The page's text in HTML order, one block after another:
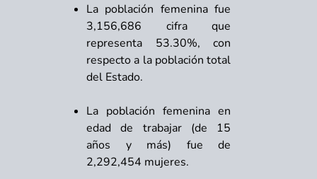
La población femenina fue
3,156,686 cifra que
representa 53.30%, con
respecto a la población total
del Estado.
La población femenina en
edad de trabajar (de 15
años y más) fue de
2,292,454 mujeres.